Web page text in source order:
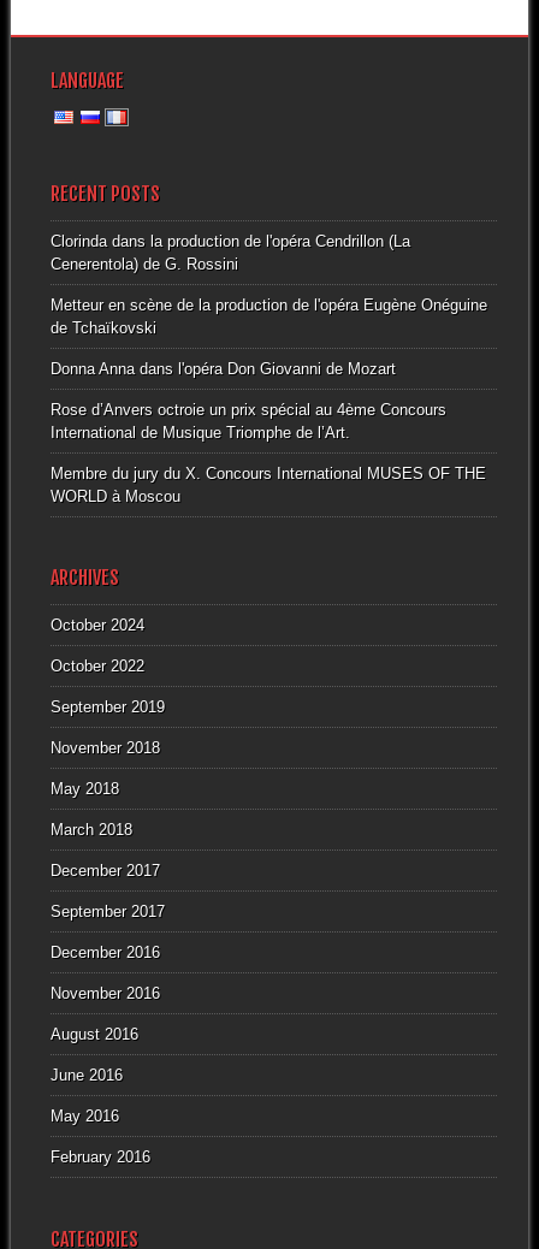
LANGUAGE
RECENT POSTS
Clorinda dans la production de l'opéra Cendrillon (La
Cenerentola) de G. Rossini
Metteur en scène de la production de l'opéra Eugène Onéguine
de Tchaïkovski
Donna Anna dans l'opéra Don Giovanni de Mozart
Rose d’Anvers octroie un prix spécial au 4ème Concours
International de Musique Triomphe de l’Art.
Membre du jury du X. Concours International MUSES OF THE
WORLD à Moscou
ARCHIVES
October 2024
October 2022
September 2019
November 2018
May 2018
March 2018
December 2017
September 2017
December 2016
November 2016
August 2016
June 2016
May 2016
February 2016
CATEGORIES